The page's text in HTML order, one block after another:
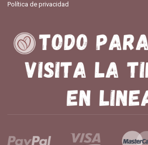
Política de privacidad